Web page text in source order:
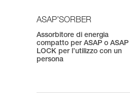
ASAP’SORBER
Assorbitore di energia
compatto per ASAP o ASAP
LOCK per l’utilizzo con un
persona